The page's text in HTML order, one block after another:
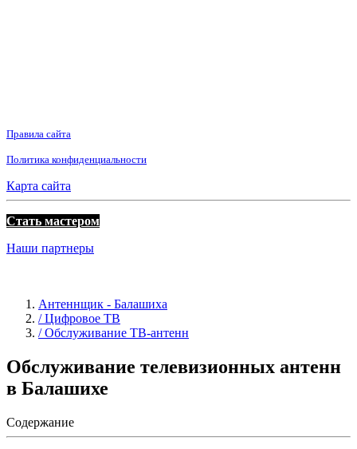
Правила сайта
Политика конфиденциальности
Карта сайта
Стать мастером
Наши партнеры
Антеннщик - Балашиха
/ Цифровое ТВ
/ Обслуживание ТВ-антенн
Обслуживание телевизионных антенн
в Балашихе
Содержание